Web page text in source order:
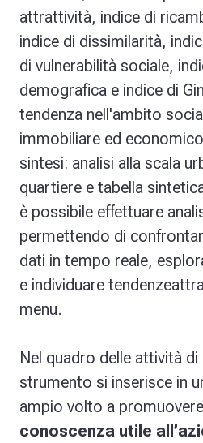
attrattività, indice di
indice di dissimilarità,
di vulnerabilità sociale,
demografica e indice di
tendenza nell'ambito
immobiliare ed
sintesi: analisi alla scala
quartiere e tabella
è possibile effettuare
permettendo di
dati in tempo reale,
e individuare
menu.
Nel quadro delle attività di
strumento si inserisce in
ampio volto a
conoscenza utile